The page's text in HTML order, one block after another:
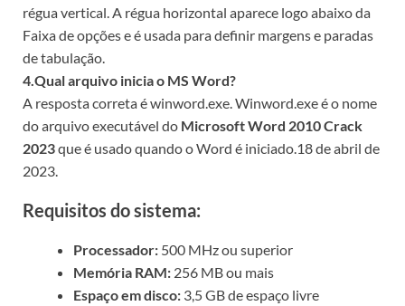
régua vertical. A régua horizontal aparece logo abaixo da
Faixa de opções e é usada para definir margens e paradas
de tabulação.
4.Qual arquivo inicia o MS Word?
A resposta correta é winword.exe. Winword.exe é o nome
do arquivo executável do Microsoft Word 2010 Crack
2023que é usado quando o Word é iniciado.18 de abril de
2023.
Requisitos do sistema:
Processador: 500 MHz ou superior
Memória RAM: 256 MB ou mais
Espaço em disco: 3,5 GB de espaço livre